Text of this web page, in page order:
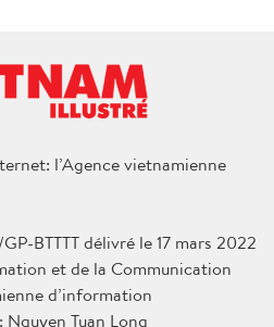
l’Agence vietnamienne
BTTTT délivré le 17 mars 2022
et de la Communication
d’information
Tuan Long